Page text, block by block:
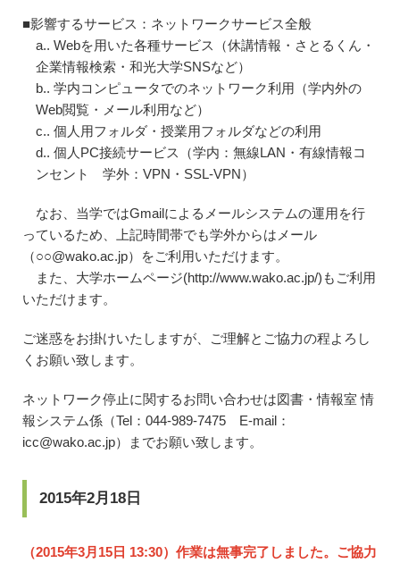
■影響するサービス：ネットワークサービス全般
a.. Webを用いた各種サービス（休講情報・さとるくん・
企業情報検索・和光大学SNSなど）
b.. 学内コンピュータでのネットワーク利用（学内外の
Web閲覧・メール利用など）
c.. 個人用フォルダ・授業用フォルダなどの利用
d.. 個人PC接続サービス（学内：無線LAN・有線情報コ
ンセント 学外：VPN・SSL-VPN）
なお、当学ではGmailによるメールシステムの運用を行
っているため、上記時間帯でも学外からはメール
（○○@wako.ac.jp）をご利用いただけます。
また、大学ホームページ(http://www.wako.ac.jp/)もご利用
いただけます。
ご迷惑をお掛けいたしますが、ご理解とご協力の程よろし
くお願い致します。
ネットワーク停止に関するお問い合わせは図書・情報室 情
報システム係（Tel：044-989-7475 E-mail：
icc@wako.ac.jp）までお願い致します。
2015年2月18日
（2015年3月15日 13:30）作業は無事完了しました。ご協力